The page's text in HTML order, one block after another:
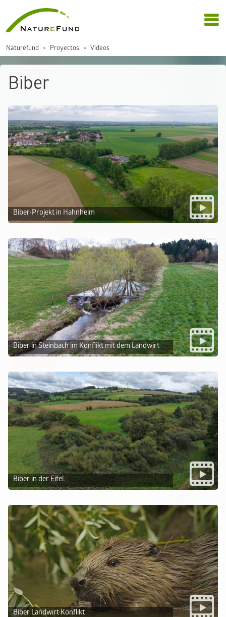
Naturefund Proyectos Vídeos
Biber
Biber-Projekt in Hahnheim
Biber in Steinbach im Konflikt mit dem Landwirt
Biber in der Eifel.
Biber Landwirt Konflikt